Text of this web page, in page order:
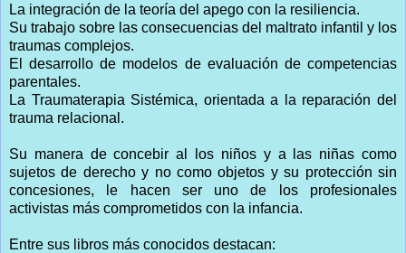
La integración de la teoría del apego con la resiliencia.
Su trabajo sobre las consecuencias del maltrato infantil y los
traumas complejos.
El desarrollo de modelos de evaluación de competencias
parentales.
La Traumaterapia Sistémica, orientada a la reparación del
trauma relacional.
Su manera de concebir al los niños y a las niñas como
sujetos de derecho y no como objetos y su protección sin
concesiones, le hacen ser uno de los profesionales
activistas más comprometidos con la infancia.
Entre sus libros más conocidos destacan: